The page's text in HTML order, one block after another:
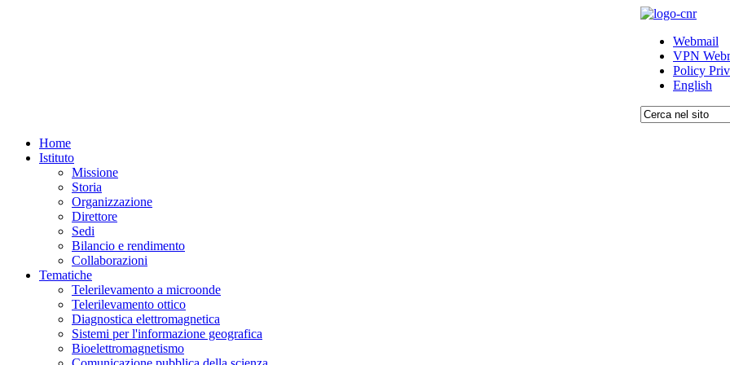
Webmail
VPN
Policy
English
Home
Istituto
Missione
Storia
Organizzazione
Direttore
Sedi
Bilancio e rendimento
Collaborazioni
Tematiche
Telerilevamento a microonde
Telerilevamento ottico
Diagnostica elettromagnetica
Sistemi per l'informazione geografica
Bioelettromagnetismo